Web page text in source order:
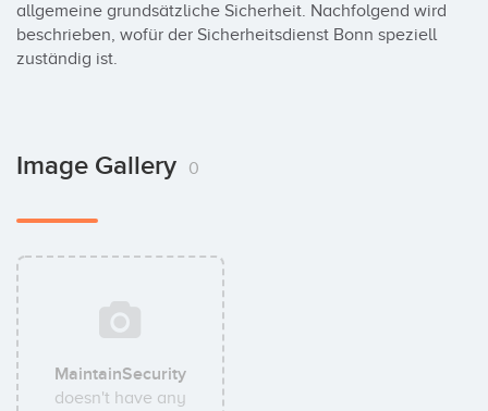
allgemeine grundsätzliche Sicherheit. Nachfolgend wird
beschrieben, wofür der Sicherheitsdienst Bonn speziell
zuständig ist.
Image Gallery 0
MaintainSecurity
doesn't have any